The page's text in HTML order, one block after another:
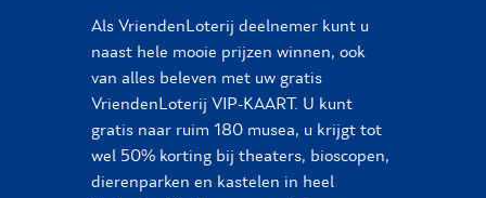
Als VriendenLoterij deelnemer kunt u
naast hele mooie prijzen winnen, ook
van alles beleven met uw gratis
VriendenLoterij VIP-KAART. U kunt
gratis naar ruim 180 musea, u krijgt tot
wel 50% korting bij theaters, bioscopen,
dierenparken en kastelen in heel